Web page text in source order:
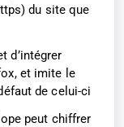
du site que
d’intégrer
et imite le
de celui-ci
peut chiffrer